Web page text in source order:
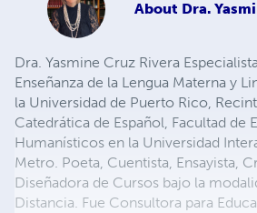
About Dra.
Dra. Yasmine Cruz Rivera
Enseñanza de la Lengua Materna y
la Universidad de Puerto Rico,
Catedrática de Español, Facultad de
Humanísticos en la Universidad
Metro. Poeta, Cuentista, Ensayista,
Diseñadora de Cursos bajo la
Distancia. Fue Consultora para